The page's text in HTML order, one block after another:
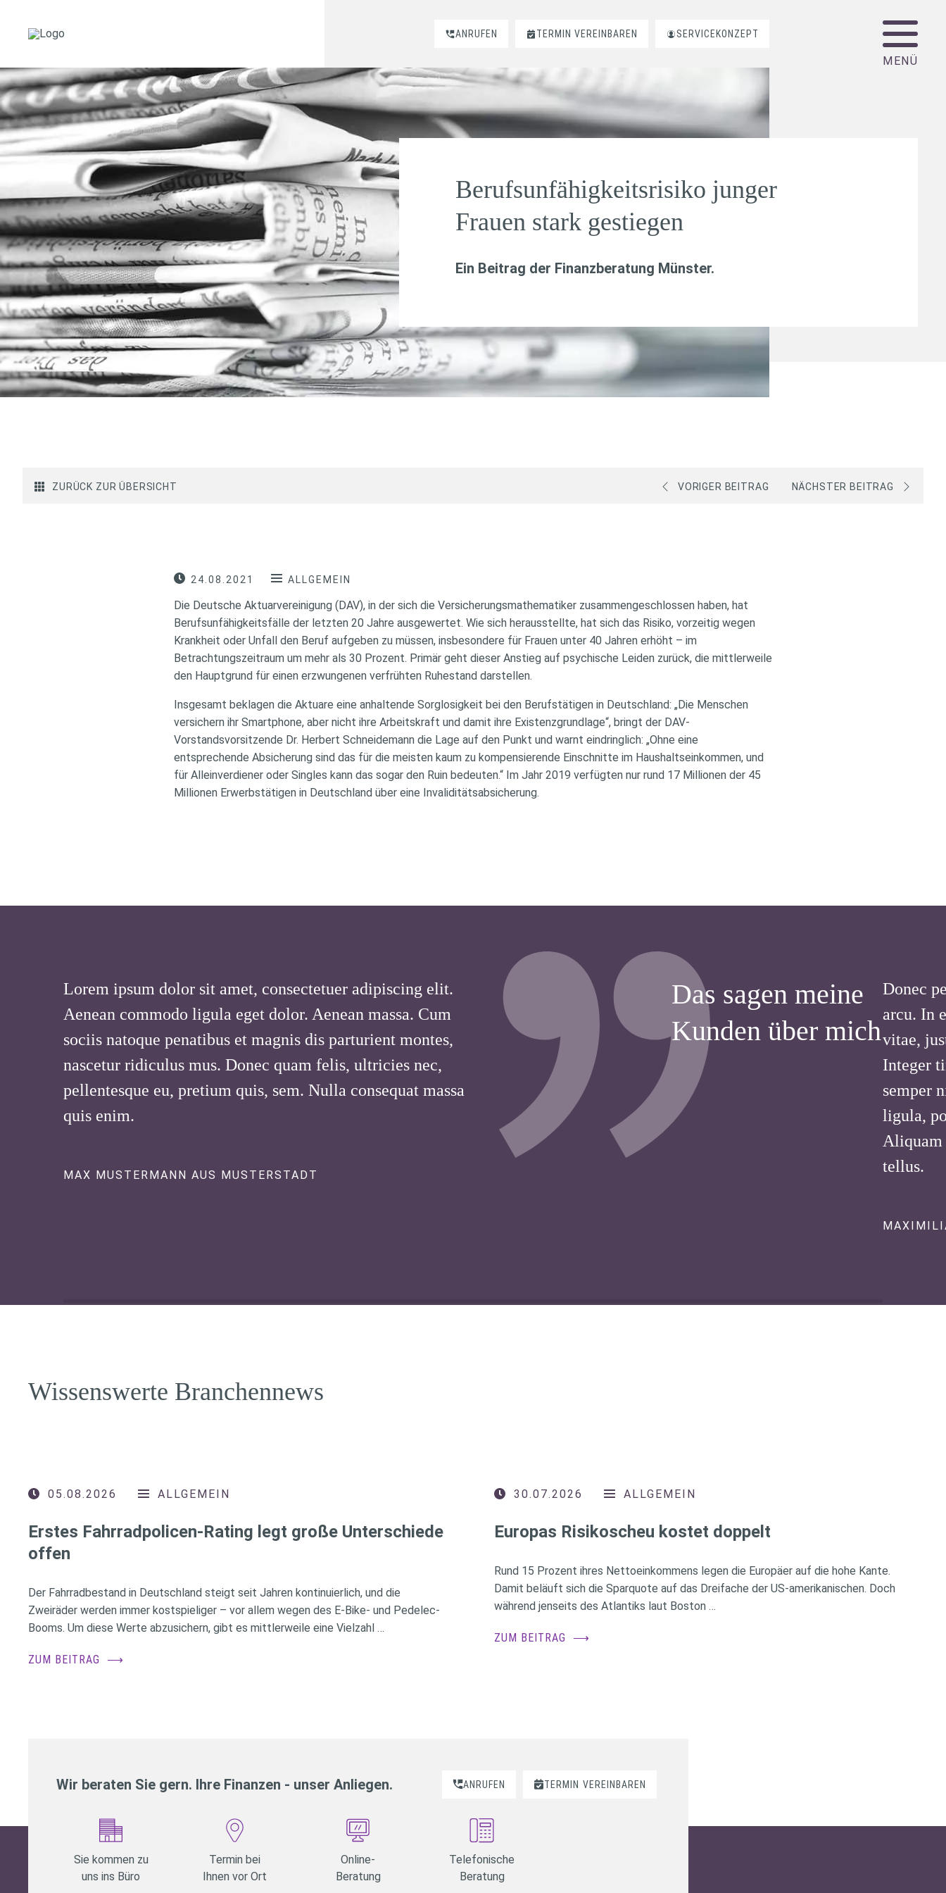
ANRUFEN TERMIN VEREINBAREN SERVICEKONZEPT
Berufsunfähigkeitsrisiko junger
Frauen stark gestiegen
Ein Beitrag der Finanzberatung Münster.
ZURÜCK ZUR ÜBERSICHT VORIGER BEITRAG NÄCHSTER BEITRAG
24.08.2021 ALLGEMEIN
Die Deutsche Aktuarvereinigung (DAV), in der sich die Versicherungsmathematiker zusammengeschlossen haben, hat
Berufsunfähigkeitsfälle der letzten 20 Jahre ausgewertet. Wie sich herausstellte, hat sich das Risiko, vorzeitig wegen
Krankheit oder Unfall den Beruf aufgeben zu müssen, insbesondere für Frauen unter 40 Jahren erhöht – im
Betrachtungszeitraum um mehr als 30 Prozent. Primär geht dieser Anstieg auf psychische Leiden zurück, die mittlerweile
den Hauptgrund für einen erzwungenen verfrühten Ruhestand darstellen.
Insgesamt beklagen die Aktuare eine anhaltende Sorglosigkeit bei den Berufstätigen in Deutschland: „Die Menschen
versichern ihr Smartphone, aber nicht ihre Arbeitskraft und damit ihre Existenzgrundlage“, bringt der DAV-
Vorstandsvorsitzende Dr. Herbert Schneidemann die Lage auf den Punkt und warnt eindringlich: „Ohne eine
entsprechende Absicherung sind das für die meisten kaum zu kompensierende Einschnitte im Haushaltseinkommen, und
für Alleinverdiener oder Singles kann das sogar den Ruin bedeuten.“ Im Jahr 2019 verfügten nur rund 17 Millionen der 45
Millionen Erwerbstätigen in Deutschland über eine Invaliditätsabsicherung.
Das sagen meine
Kunden über mich
Lorem ipsum dolor sit amet, consectetuer adipiscing elit.
Aenean commodo ligula eget dolor. Aenean massa. Cum
sociis natoque penatibus et magnis dis parturient montes,
nascetur ridiculus mus. Donec quam felis, ultricies nec,
pellentesque eu, pretium quis, sem. Nulla consequat massa
quis enim.
MAX MUSTERMANN AUS MUSTERSTADT
Donec
arcu. In
vitae,
Integer
semper
ligula,
Aliquam
tellus.
Wissenswerte Branchennews
05.08.2026 ALLGEMEIN
Erstes Fahrradpolicen-Rating legt große Unterschiede
offen
Der Fahrradbestand in Deutschland steigt seit Jahren kontinuierlich, und die
Zweiräder werden immer kostspieliger – vor allem wegen des E-Bike- und Pedelec-
Booms. Um diese Werte abzusichern, gibt es mittlerweile eine Vielzahl …
ZUM BEITRAG ⟶
30.07.2026 ALLGEMEIN
Europas Risikoscheu kostet doppelt
Rund 15 Prozent ihres Nettoeinkommens legen die Europäer auf die hohe Kante.
Damit beläuft sich die Sparquote auf das Dreifache der US-amerikanischen. Doch
während jenseits des Atlantiks laut Boston …
ZUM BEITRAG ⟶
Wir beraten Sie gern. Ihre Finanzen - unser Anliegen. ANRUFEN TERMIN VEREINBAREN
Sie kommen zu
uns ins Büro
Termin bei
Ihnen vor Ort
Online-
Beratung
Telefonische
Beratung